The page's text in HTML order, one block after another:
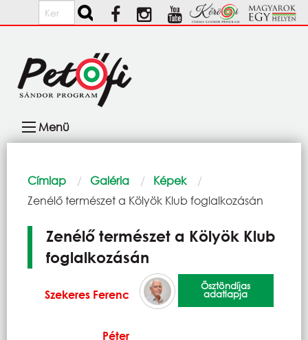
Ugrás a tartalomra
Keresés
navigáció
Menü
Morzsa
Címlap Galéria
Képek
Current:
Zenélő természet a Kölyök Klub foglalkozásán
Zenélő természet a Kölyök Klub
foglalkozásán
Szekeres Ferenc
Péter
Ösztöndíjas
adatlapja